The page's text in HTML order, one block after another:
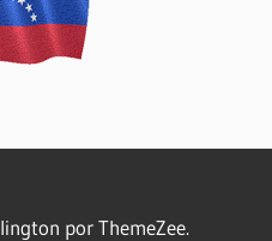
por ThemeZee.